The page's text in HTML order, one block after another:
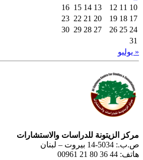
10
11
12
13
14
15
16
17
18
19
20
21
22
23
24
25
26
27
28
29
30
31
« يوليو
مركز الزيتونة للدراسات والاستشارات
ص.ب.: 5034-14 بيروت – لبنان
هاتف: 44 36 80 21 00961